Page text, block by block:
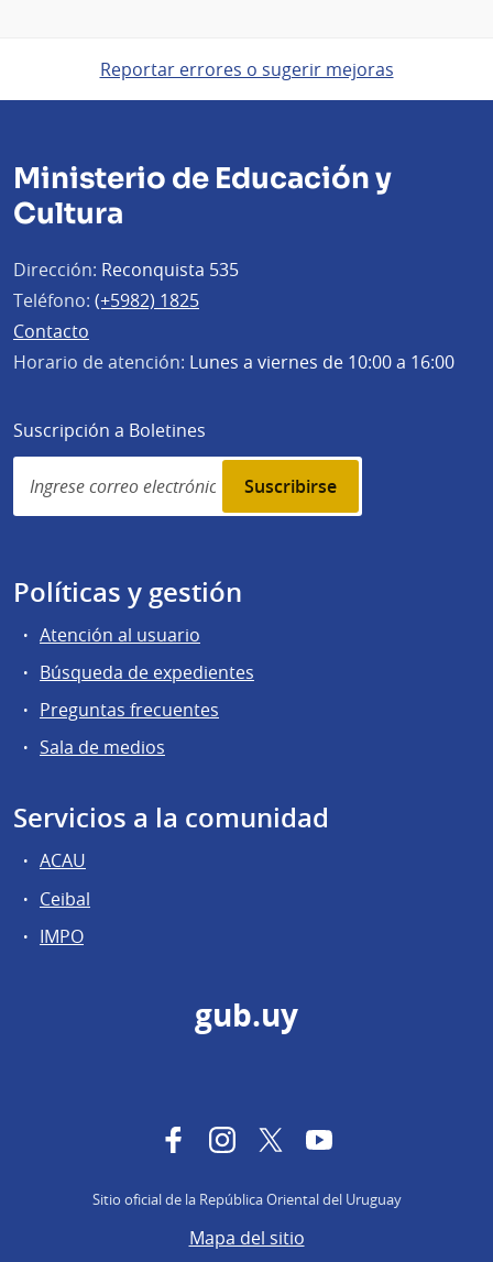
Reportar errores o sugerir mejoras
Ministerio de Educación y
Cultura
Dirección: Reconquista 535
Teléfono: (+5982) 1825
Contacto
Horario de atención: Lunes a viernes de 10:00 a 16:00
Suscripción a Boletines
Simplenews
subscription
Políticas y gestión
Atención al usuario
Búsqueda de expedientes
Preguntas frecuentes
Sala de medios
Servicios a la comunidad
ACAU
Ceibal
IMPO
gub.uy
FacebookInstagram
TwitterYouTube
Sitio oficial de la República Oriental del Uruguay
Mapa del sitio